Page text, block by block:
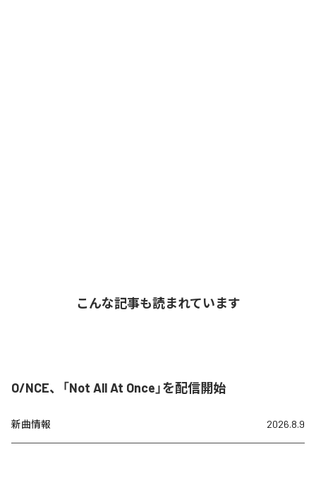
こんな記事も読まれています
O/NCE、「Not All At Once」を配信開始
新曲情報 2026.8.9